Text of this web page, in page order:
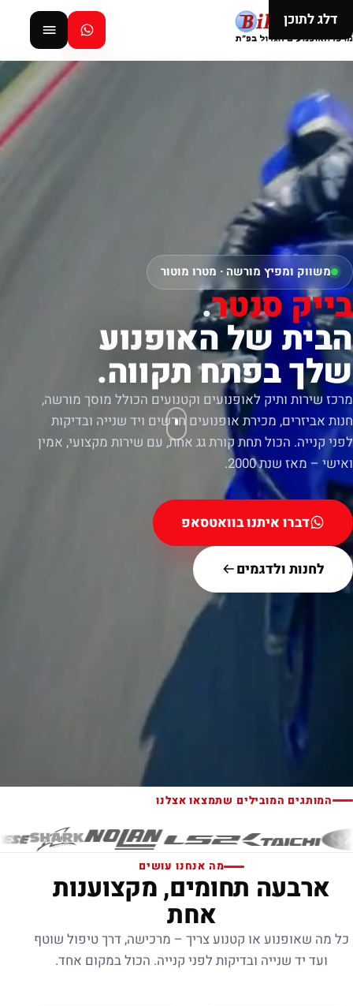
דלג לתוכן
משווק ומפיץ מורשה · מטרו מוטור
בייק סנטר.
הבית של האופנוע
שלך בפתח תקווה.
מרכז שירות ותיק לאופנועים וקטנועים הכולל מוסך מורשה,
חנות אביזרים, מכירת אופנועים חדשים ויד שנייה ובדיקות
לפני קנייה. הכול תחת קורת גג אחת, עם שירות מקצועי, אמין
ואישי – מאז שנת 2000.
דברו איתנו בוואטסאפ
לחנות ולדגמים
המותגים המובילים שתמצאו אצלנו
מה אנחנו עושים
ארבעה תחומים, מקצוענות
אחת
כל מה שאופנוע או קטנוע צריך – מרכישה, דרך טיפול שוטף
ועד יד שנייה ובדיקות לפני קנייה. הכול במקום אחד.